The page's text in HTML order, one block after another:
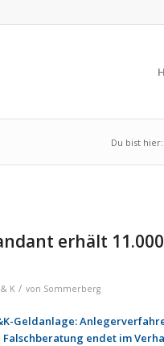
Du bist hier:
erhält
& K / von Sommerberg
Geldanlage:
Falschberatung endet im